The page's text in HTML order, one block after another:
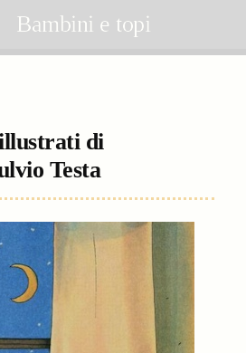
Bambini e topi
di
Testa